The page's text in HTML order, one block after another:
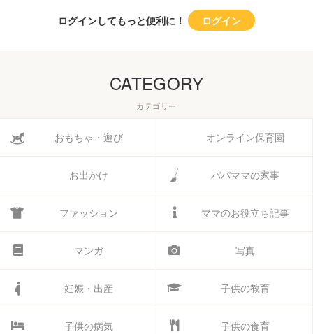
ログインしてもっと便利に！ ログイン
CATEGORY
カテゴリー
おもちゃ・遊び オンライン保育園
お出かけ パパママの家事
ファッション ママのお役立ち記事
マンガ 写真
妊娠・出産 子供の教育
子供の病気 子供の食育